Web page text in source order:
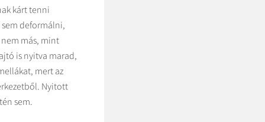
kárt tenni
deformálni,
nem más, mint
is nyitva marad,
mert az
Nyitott
sem.